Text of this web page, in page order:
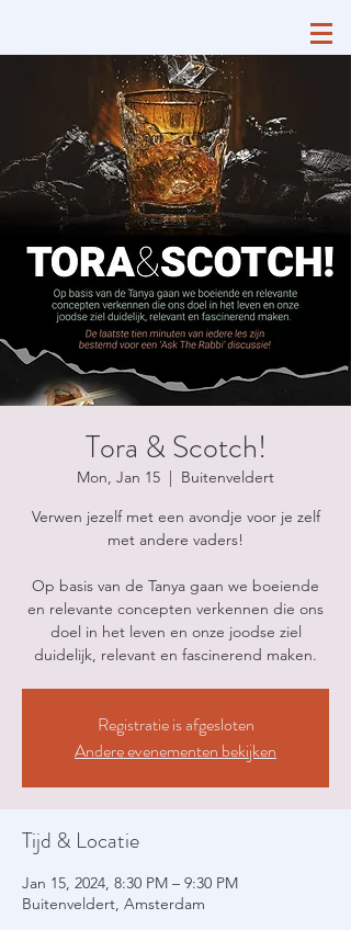
Tora & Scotch!
Mon, Jan 15
  |
Buitenveldert
Verwen jezelf met een avondje voor je zelf
met andere vaders!
Op basis van de Tanya gaan we boeiende
en relevante concepten verkennen die ons
doel in het leven en onze joodse ziel
duidelijk, relevant en fascinerend maken.
Registratie is afgesloten
Andere evenementen bekijken
Tijd & Locatie
Jan 15, 2024, 8:30 PM – 9:30 PM
Buitenveldert, Amsterdam